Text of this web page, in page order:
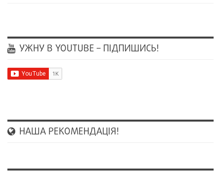
УЖНУ В YOUTUBE – ПІДПИШИСЬ!
НАША РЕКОМЕНДАЦІЯ!